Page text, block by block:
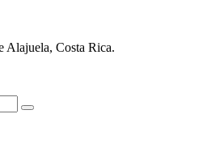
Alajuela, Costa Rica.